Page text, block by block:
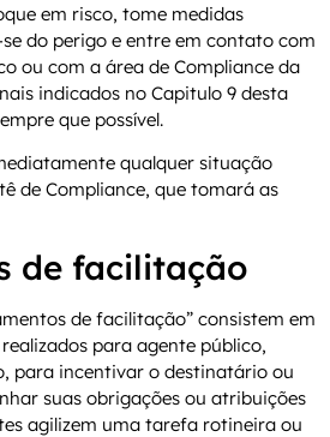
em risco, tome medidas
do perigo e entre em contato com
ou com a área de Compliance da
indicados no Capitulo 9 desta
que possível.
qualquer situação
de Compliance, que tomará as
de facilitação
de facilitação” consistem em
para agente público,
para incentivar o destinatário ou
suas obrigações ou atribuições
agilizem uma tarefa rotineira ou